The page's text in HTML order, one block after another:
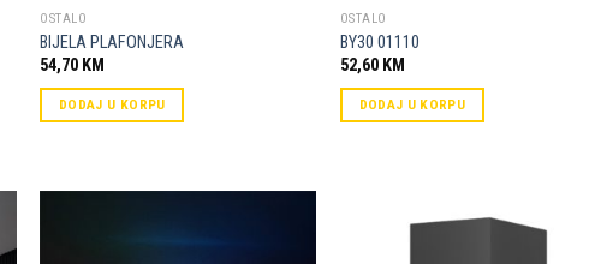
OSTALO
BIJELA PLAFONJERA
54,70 KM
DODAJ U KORPU
OSTALO
BY30 01110
52,60 KM
DODAJ U KORPU